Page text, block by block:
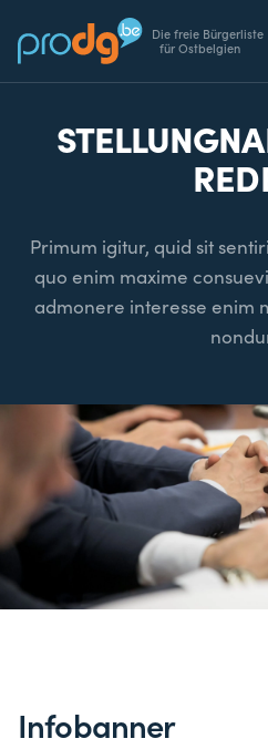
Die freie Bürgerliste
für Ostbelgien
Primum igitur, quid sit
quo enim maxime
admonere interesse enim
Infobanner